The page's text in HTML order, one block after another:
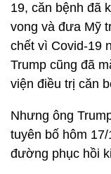
19, căn bệnh đã
vong và đưa Mỹ
chết vì Covid-19
Trump cũng đã
viện điều trị căn
Nhưng ông
tuyên bố hôm
đường phục hồi